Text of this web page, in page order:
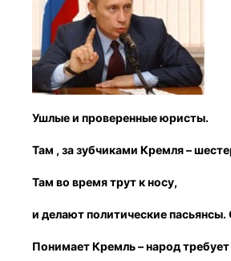
Ушлые и проверенные юристы.
Там , за зубчиками Кремля –
Там во время трут к носу,
и делают политические
Понимает Кремль – народ